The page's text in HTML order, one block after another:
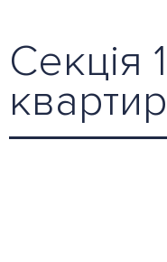
Секція